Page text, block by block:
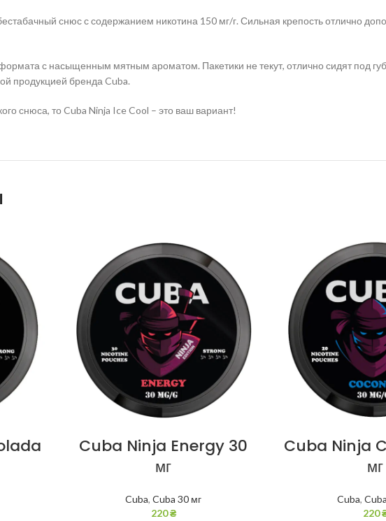
снюс с содержанием никотина 150 мг/г. Сильная крепость отлично
с насыщенным мятным ароматом. Пакетики не текут, отлично сидят под
продукцией бренда Cuba.
снюса, то Cuba Ninja Ice Cool – это ваш вариант!
Cuba Ninja Energy 30
мг
Cuba, Cuba 30 мг
220₴
Cuba Ninja
мг
Cuba,
220